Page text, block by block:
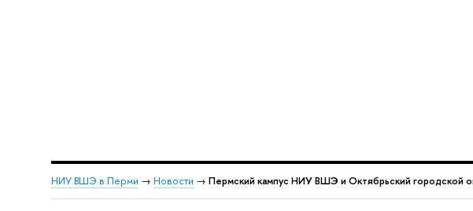
НИУ ВШЭ в Перми → Новости → Пермский кампус НИУ ВШЭ и Октябрьский городской